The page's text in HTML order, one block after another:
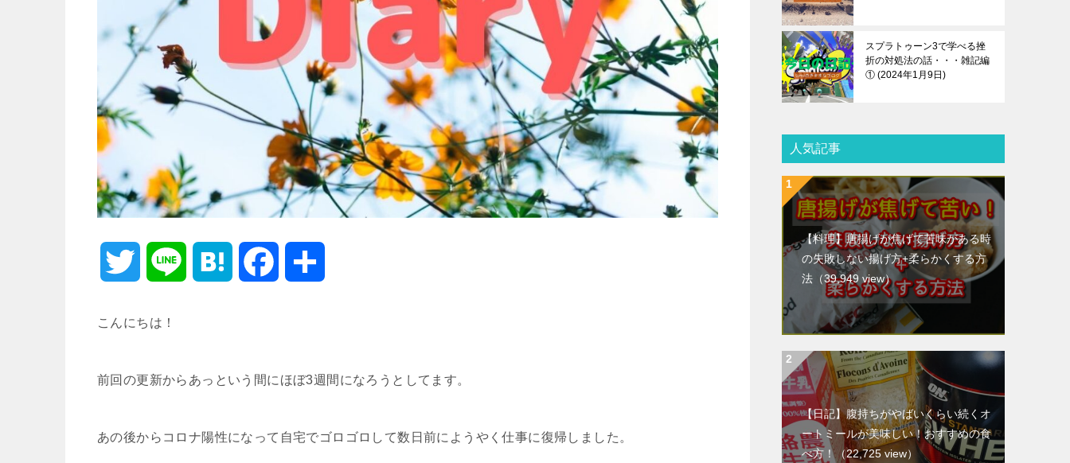
t e e e
こんにちは！
前回の更新からあっという間にほぼ3週間になろうとしてます。
あの後からコロナ陽性になって自宅でゴロゴロして数日前にようやく仕事に復帰しました。
スプラトゥーン3で学べる挫
折の対処法の話・・・雑記編
① 2024年1月9日
人気記事
【料理】唐揚げが焦げて苦味がある時
の失敗しない揚げ方+柔らかくする方
法 （39,949 view）
【日記】腹持ちがやばいくらい続くオ
ートミールが美味しい！おすすめの食
べ方！ （22,725 view）